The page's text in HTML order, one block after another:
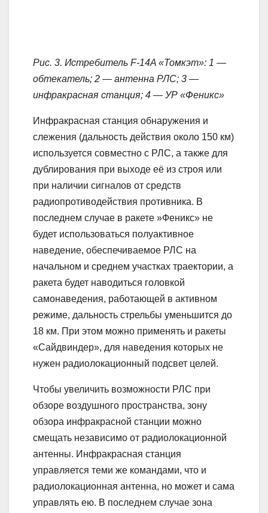
Рис. 3. Истребитель F-14A «Томкэт»: 1 —
обтекатель; 2 — антенна РЛС; 3 —
инфракрасная станция; 4 — УР «Феникс»
Инфракрасная станция обнаружения и
слежения (дальность действия около 150 км)
используется совместно с РЛС, а также для
дублирования при выходе её из строя или
при наличии сигналов от средств
радиопротиводействия противника. В
последнем случае в ракете »Феникс» не
будет использоваться полуактивное
наведение, обеспечиваемое РЛС на
начальном и среднем участках траектории, а
ракета будет наводиться головкой
самонаведения, работающей в активном
режиме, дальность стрельбы уменьшится до
18 км. При этом можно применять и ракеты
«Сайдвиндер», для наведения которых не
нужен радиолокационный подсвет целей.
Чтобы увеличить возможности РЛС при
обзоре воздушного пространства, зону
обзора инфракрасной станции можно
смещать независимо от радиолокационной
антенны. Инфракрасная станция
управляется теми же командами, что и
радиолокационная антенна, но может и сама
управлять ею. В последнем случае зона